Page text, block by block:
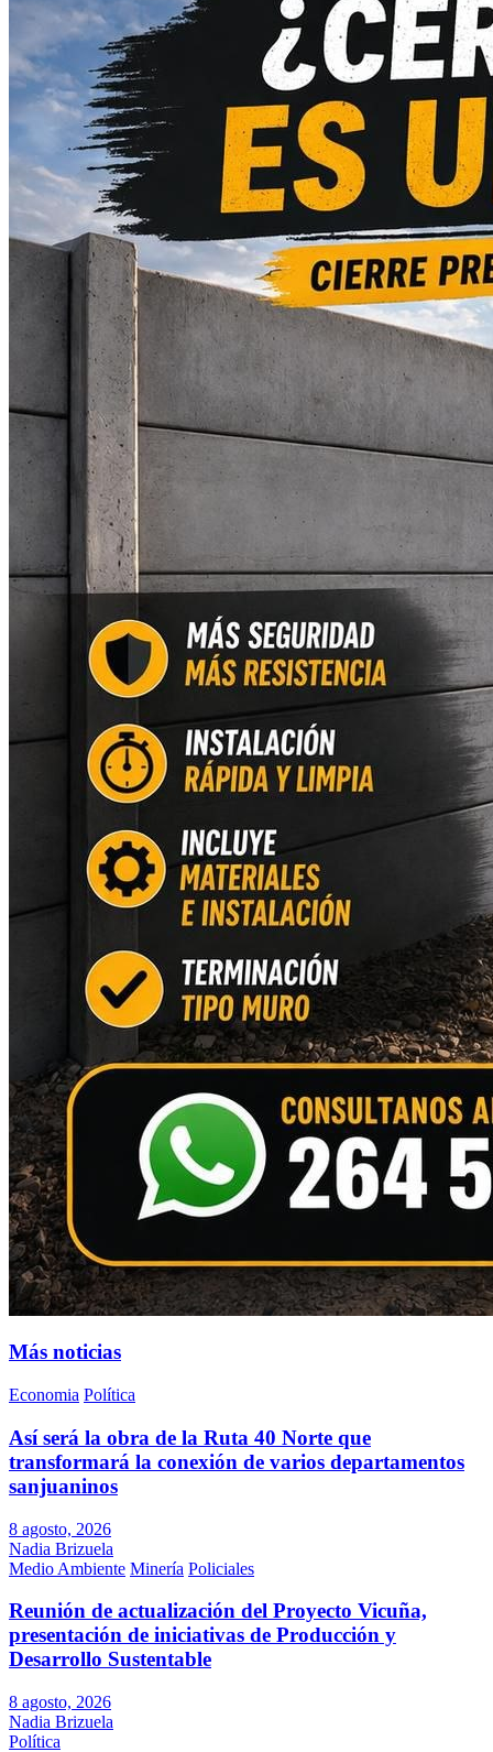
Más noticias
Economia Política
Así será la obra de la Ruta 40 Norte que
transformará la conexión de varios departamentos
sanjuaninos
8 agosto, 2026
Nadia Brizuela
Medio Ambiente Minería Policiales
Reunión de actualización del Proyecto Vicuña,
presentación de iniciativas de Producción y
Desarrollo Sustentable
8 agosto, 2026
Nadia Brizuela
Política